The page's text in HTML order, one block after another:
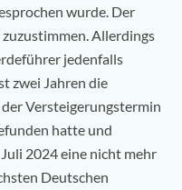
wurde. Der
Allerdings
jedenfalls
zwei Jahren die
Versteigerungstermin
hatte und
2024 eine nicht mehr
Deutschen